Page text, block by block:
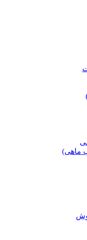
ماهی)